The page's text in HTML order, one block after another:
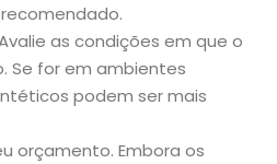
as condições em que o
Se for em ambientes
podem ser mais
orçamento. Embora os